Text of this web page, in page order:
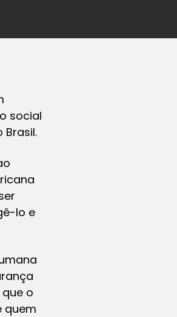
social
lo e
o
quem